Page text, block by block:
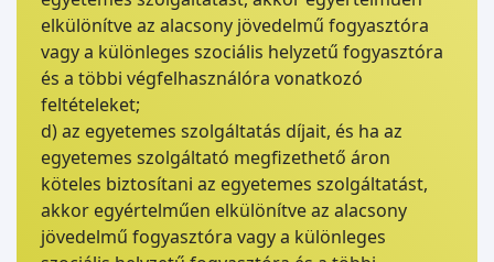
elkülönítve az alacsony jövedelmű fogyasztóra
vagy a különleges szociális helyzetű fogyasztóra
és a többi végfelhasználóra vonatkozó
feltételeket;
d) az egyetemes szolgáltatás díjait, és ha az
egyetemes szolgáltató megfizethető áron
köteles biztosítani az egyetemes szolgáltatást,
akkor egyértelműen elkülönítve az alacsony
jövedelmű fogyasztóra vagy a különleges